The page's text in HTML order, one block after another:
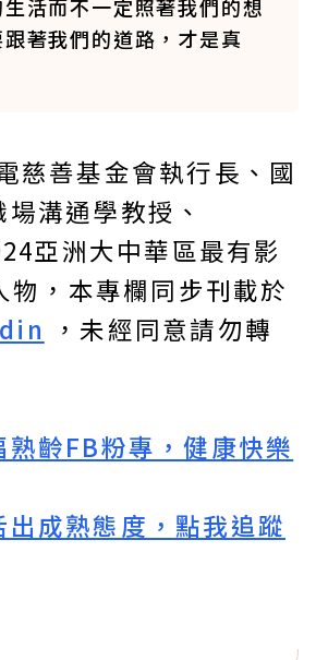
活而不一定照著我們的想
著我們的道路，才是真
慈善基金會執行長、國
溝通學教授、
亞洲大中華區最有影
物，本專欄同步刊載於
，未經同意請勿轉
齡FB粉專，健康快樂
出成熟態度，點我追蹤